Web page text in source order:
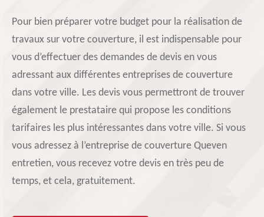
Pour bien préparer votre budget pour la réalisation de
travaux sur votre couverture, il est indispensable pour
vous d’effectuer des demandes de devis en vous
adressant aux différentes entreprises de couverture
dans votre ville. Les devis vous permettront de trouver
également le prestataire qui propose les conditions
tarifaires les plus intéressantes dans votre ville. Si vous
vous adressez à l’entreprise de couverture Queven
entretien, vous recevez votre devis en très peu de
temps, et cela, gratuitement.